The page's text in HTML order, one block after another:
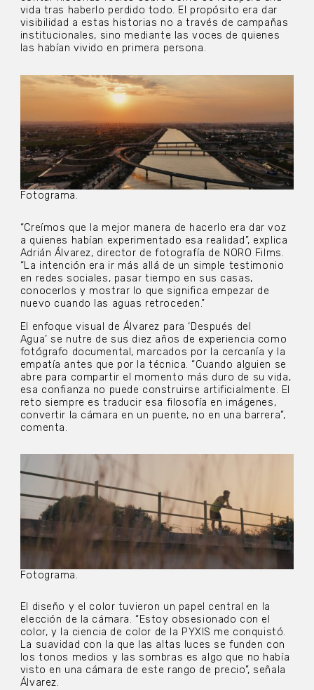
vida tras haberlo perdido todo. El propósito era dar
visibilidad a estas historias no a través de campañas
institucionales, sino mediante las voces de quienes
las habían vivido en primera persona.
Fotograma.
“Creímos que la mejor manera de hacerlo era dar voz
a quienes habían experimentado esa realidad”, explica
Adrián Álvarez, director de fotografía de NORO Films.
“La intención era ir más allá de un simple testimonio
en redes sociales, pasar tiempo en sus casas,
conocerlos y mostrar lo que significa empezar de
nuevo cuando las aguas retroceden.”
El enfoque visual de Álvarez para ‘Después del
Agua’ se nutre de sus diez años de experiencia como
fotógrafo documental, marcados por la cercanía y la
empatía antes que por la técnica. “Cuando alguien se
abre para compartir el momento más duro de su vida,
esa confianza no puede construirse artificialmente. El
reto siempre es traducir esa filosofía en imágenes,
convertir la cámara en un puente, no en una barrera”,
comenta.
Fotograma.
El diseño y el color tuvieron un papel central en la
elección de la cámara. “Estoy obsesionado con el
color, y la ciencia de color de la PYXIS me conquistó.
La suavidad con la que las altas luces se funden con
los tonos medios y las sombras es algo que no había
visto en una cámara de este rango de precio”, señala
Álvarez.